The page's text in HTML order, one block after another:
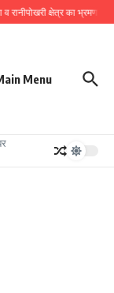
क्षेत्र का भ्रमण कर
Menu